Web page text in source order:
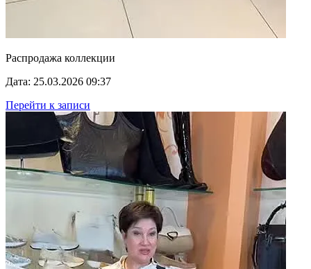
Распродажа коллекции
Дата: 25.03.2026 09:37
Перейти к записи